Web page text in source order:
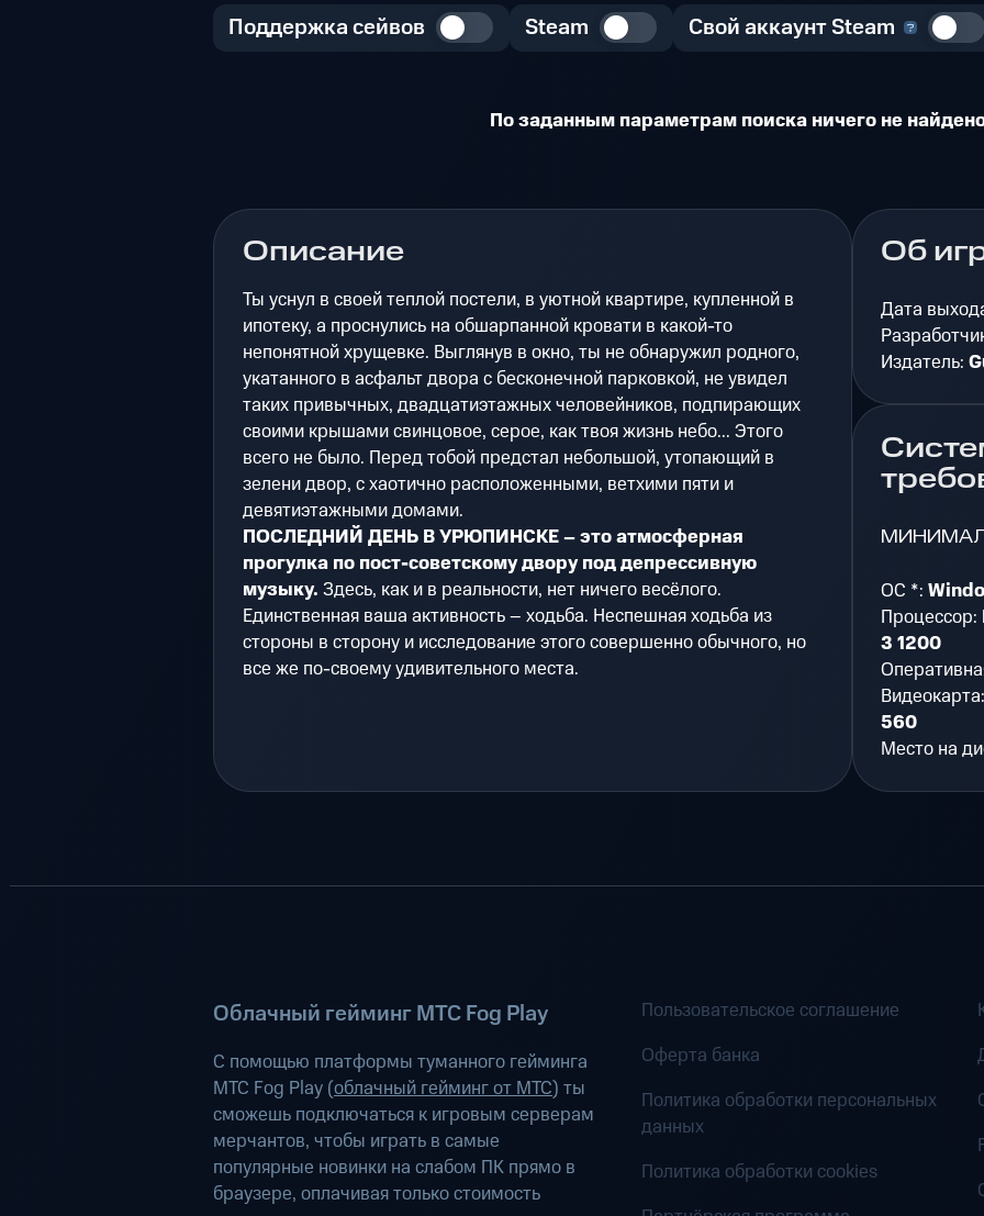
Поддержка сейвов Steam Свой аккаунт Steam
По заданным параметрам поиска ничего не
Описание
Ты уснул в своей теплой постели, в уютной квартире, купленной в
ипотеку, а проснулись на обшарпанной кровати в какой-то
непонятной хрущевке. Выглянув в окно, ты не обнаружил родного,
укатанного в асфальт двора с бесконечной парковкой, не увидел
таких привычных, двадцатиэтажных человейников, подпирающих
своими крышами свинцовое, серое, как твоя жизнь небо... Этого
всего не было. Перед тобой предстал небольшой, утопающий в
зелени двор, с хаотично расположенными, ветхими пяти и
девятиэтажными домами.
ПОСЛЕДНИЙ ДЕНЬ В УРЮПИНСКЕ – это атмосферная
прогулка по пост-советскому двору под депрессивную
музыку. Здесь, как и в реальности, нет ничего весёлого.
Единственная ваша активность – ходьба. Неспешная ходьба из
стороны в сторону и исследование этого совершенно обычного, но
все же по-своему удивительного места.
Об
Дата
Издатель:
ОС *:
Процессор:
3 1200
560
Место на
Облачный гейминг МТС Fog Play
С помощью платформы туманного гейминга
МТС Fog Play (облачный гейминг от МТС) ты
сможешь подключаться к игровым серверам
мерчантов, чтобы играть в самые
популярные новинки на слабом ПК прямо в
браузере, оплачивая только стоимость
Пользовательское соглашение
Оферта банка
Политика обработки персональных
данных
Политика обработки cookies